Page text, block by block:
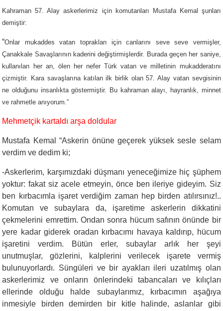
Kahraman 57. Alay askerlerimiz için komutanları Mustafa Kemal şunları
demiştir:
“Onlar mukaddes vatan toprakları için canlarını seve seve vermişler,
Çanakkale Savaşlarının kaderini değiştirmişlerdir. Burada geçen her saniye,
kullanılan her an, ölen her nefer Türk vatan ve milletinin mukadderatını
çizmiştir. Kara savaşlarına katılan ilk birlik olan 57. Alay vatan sevgisinin
ne olduğunu insanlıkta göstermiştir. Bu kahraman alayı, hayranlık, minnet
ve rahmetle anıyorum.”
Mehmetçik kartaldı arşa doldular
Mustafa Kemal “Askerin önüne geçerek yüksek sesle selam
verdim ve dedim ki;
-Askerlerim, karşımızdaki düşmanı yeneceğimize hiç şüphem
yoktur: fakat siz acele etmeyin, önce ben ileriye gideyim. Siz
ben kırbacımla işaret verdiğim zaman hep birden atılırsınız!..
Komutan ve subaylara da, işaretime askerlerin dikkatini
çekmelerini emrettim. Ondan sonra hücum safının önünde bir
yere kadar giderek oradan kırbacımı havaya kaldırıp, hücum
işaretini verdim. Bütün erler, subaylar arlık her şeyi
unutmuşlar, gözlerini, kalplerini verilecek işarete vermiş
bulunuyorlardı. Süngüleri ve bir ayakları ileri uzatılmış olan
askerlerimiz ve onların önlerindeki tabancaları ve kılıçları
ellerinde olduğu halde subaylarımız, kırbacımın aşağıya
inmesiyle birden demirden bir kitle halinde, aslanlar gibi